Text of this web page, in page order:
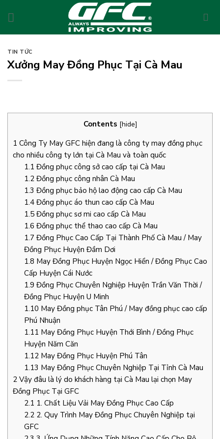
TIN TỨC
Xưởng May Đồng Phục Tại Cà Mau
Contents [hide]
1 Công Ty May GFC hiện đang là công ty may đồng phục
cho nhiều công ty lớn tại Cà Mau và toàn quốc
1.1 Đồng phục công sở cao cấp tại Cà Mau
1.2Đồng phục công nhân Cà Mau
1.3 Đồng phục bảo hộ lao động cao cấp Cà Mau
1.4Đồng phục áo thun cao cấp Cà Mau
1.5Đồng phục sơ mi cao cấp Cà Mau
1.6 Đồng phục thể thao cao cấp Cà Mau
1.7 Đồng Phục Cao Cấp Tại Thành Phố Cà Mau / May
Đồng Phục Huyện Đầm Dơi
1.8 May Đồng Phục Huyện Ngọc Hiển / Đồng Phục Cao
Cấp Huyện Cái Nước
1.9 Đồng Phục Chuyên Nghiệp Huyện Trần Văn Thời /
Đồng Phục Huyện U Minh
1.10 May Đồng phục Tân Phú / May đồng phục cao cấp
Phú Nhuận
1.11 May Đồng Phục Huyện Thới Bình / Đồng Phục
Huyện Năm Căn
1.12May Đồng Phục Huyện Phú Tân
1.13 May Đồng Phục Chuyên Nghiệp Tại Tỉnh Cà Mau
2 Vậy đâu là lý do khách hàng tại Cà Mau lại chọn May
Đồng Phục Tại GFC
2.1 1. Chất Liệu Vải May Đồng Phục Cao Cấp
2.22. Quy Trình May Đồng Phục Chuyên Nghiệp tại
GFC